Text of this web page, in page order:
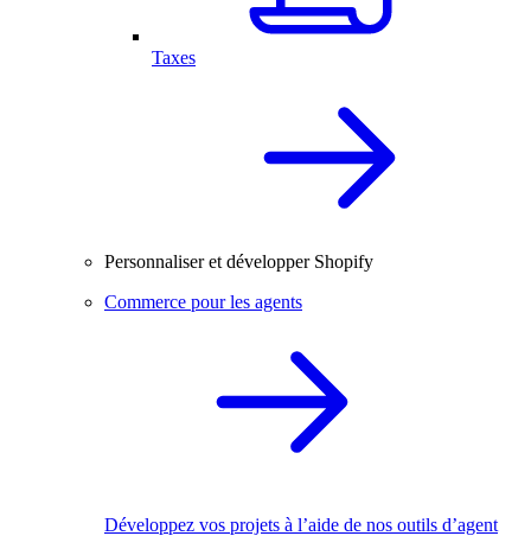
Taxes
Personnaliser et développer Shopify
Commerce pour les agents
Développez vos projets à l’aide de nos outils d’agent